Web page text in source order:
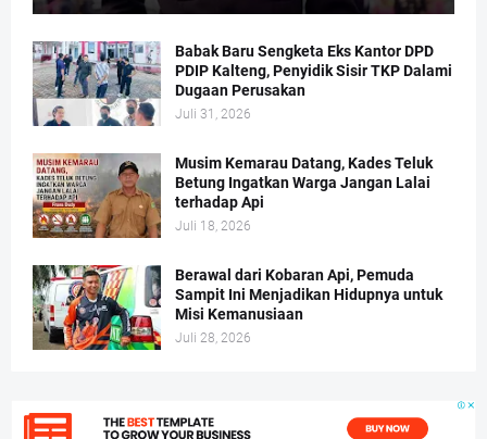
Babak Baru Sengketa Eks Kantor DPD
PDIP Kalteng, Penyidik Sisir TKP Dalami
Dugaan Perusakan
Juli 31, 2026
Musim Kemarau Datang, Kades Teluk
Betung Ingatkan Warga Jangan Lalai
terhadap Api
Juli 18, 2026
Berawal dari Kobaran Api, Pemuda
Sampit Ini Menjadikan Hidupnya untuk
Misi Kemanusiaan
Juli 28, 2026